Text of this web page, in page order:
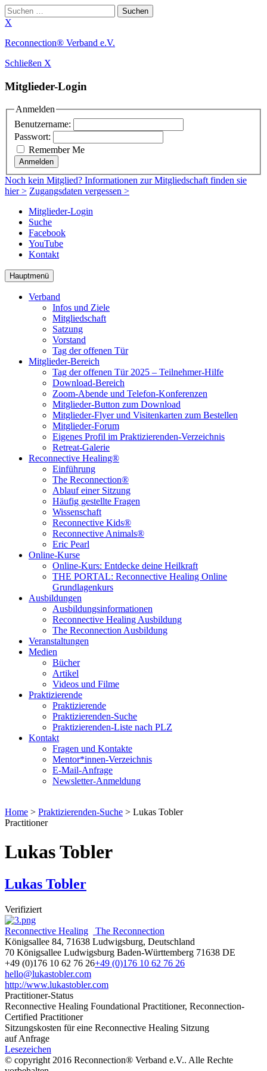
Suchen
nach:
X
Zum
springen
Reconnection® Verband e.V.
Schließen X
Mitglieder-Login
Anmelden
Benutzername:
Passwort:
Remember Me
Anmelden
Noch kein Mitglied? Informationen zur Mitgliedschaft finden sie
hier > Zugangsdaten vergessen >
Mitglieder-Login
Suche
Facebook
YouTube
Kontakt
Hauptmenü
Verband
Infos und Ziele
Mitgliedschaft
Satzung
Vorstand
Tag der offenen Tür
Mitglieder-Bereich
Tag der offenen Tür 2025 – Teilnehmer-Hilfe
Download-Bereich
Zoom-Abende und Telefon-Konferenzen
Mitglieder-Button zum Download
Mitglieder-Flyer und Visitenkarten zum Bestellen
Mitglieder-Forum
Eigenes Profil im Praktizierenden-Verzeichnis
Retreat-Galerie
Reconnective Healing®
Einführung
The Reconnection®
Ablauf einer Sitzung
Häufig gestellte Fragen
Wissenschaft
Reconnective Kids®
Reconnective Animals®
Eric Pearl
Online-Kurse
Online-Kurs: Entdecke deine Heilkraft
THE PORTAL: Reconnective Healing Online
Grundlagenkurs
Ausbildungen
Ausbildungsinformationen
Reconnective Healing Ausbildung
The Reconnection Ausbildung
Veranstaltungen
Medien
Bücher
Artikel
Videos und Filme
Praktizierende
Praktizierende
Praktizierenden-Suche
Praktizierenden-Liste nach PLZ
Kontakt
Fragen und Kontakte
Mentor*innen-Verzeichnis
E-Mail-Anfrage
Newsletter-Anmeldung
Home > Praktizierenden-Suche > Lukas Tobler
Practitioner
Lukas Tobler
Lukas Tobler
Verifiziert
Reconnective Healing
The Reconnection
Königsallee 84, 71638 Ludwigsburg, Deutschland
70 Königsallee Ludwigsburg Baden-Württemberg 71638 DE
+49 (0)176 10 62 76 26+49 (0)176 10 62 76 26
hello@lukastobler.com
http://www.lukastobler.com
Practitioner-Status
Reconnective Healing Foundational Practitioner, Reconnection-
Certified Practitioner
Sitzungskosten für eine Reconnective Healing Sitzung
auf Anfrage
Lesezeichen
© copyright 2016 Reconnection® Verband e.V.. Alle Rechte